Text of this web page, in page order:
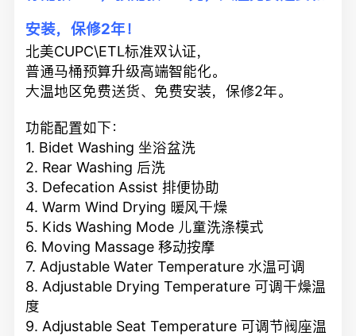
安装，保修2年！
北美CUPC\ETL标准双认证，
普通马桶预算升级高端智能化。
大温地区免费送货、免费安装，保修2年。
功能配置如下：
1. Bidet Washing 坐浴盆洗
2. Rear Washing 后洗
3. Defecation Assist 排便协助
4. Warm Wind Drying 暖风干燥
5. Kids Washing Mode 儿童洗涤模式
6. Moving Massage 移动按摩
7. Adjustable Water Temperature 水温可调
8. Adjustable Drying Temperature 可调干燥温
度
9. Adjustable Seat Temperature 可调节阀座温